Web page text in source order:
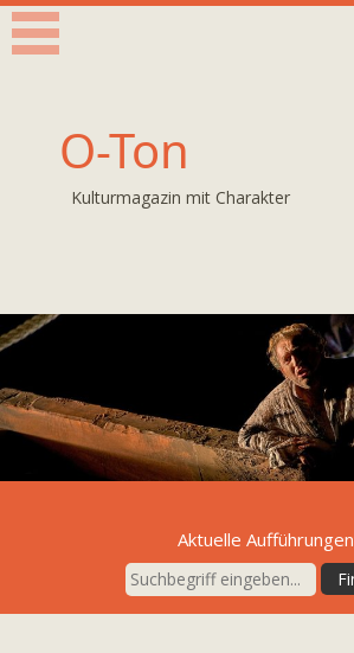
O-Ton
Kulturmagazin mit Charakter
Aktuelle Aufführungen